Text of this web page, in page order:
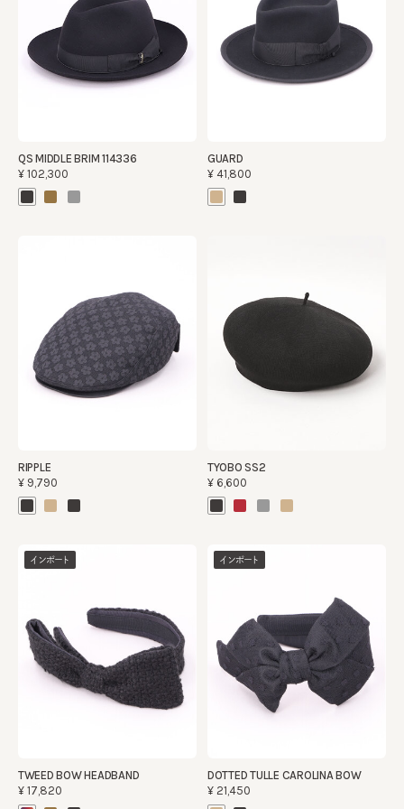
QS MIDDLE BRIM 114336
¥102,300
GUARD
¥41,800
RIPPLE
¥9,790
TYOBO SS2
¥6,600
インポート
TWEED BOW HEADBAND
¥17,820
インポート
DOTTED TULLE CAROLINA BOW
¥21,450